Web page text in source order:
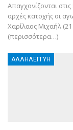
Απαγχονίζονται
αρχές κατοχής οι
Χαρίλαος Μιχαήλ
(περισσότερα…)
ΑΛΛΗΛΕΓΓΎΗ